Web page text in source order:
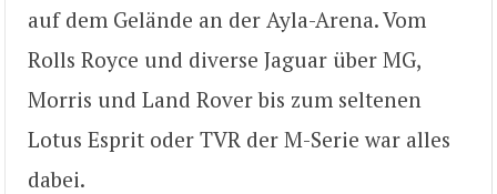
auf dem Gelände an der Ayla-Arena. Vom
Rolls Royce und diverse Jaguar über MG,
Morris und Land Rover bis zum seltenen
Lotus Esprit oder TVR der M-Serie war alles
dabei.